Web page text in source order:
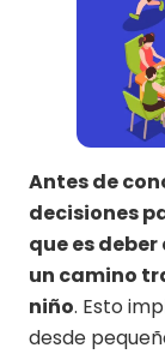
Antes de
decisiones
que es
un camino
niño. Esto
desde